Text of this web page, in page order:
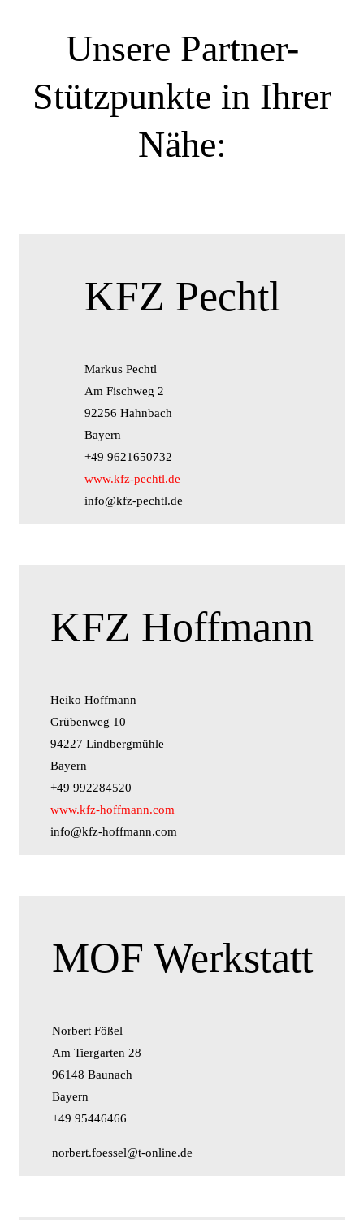
Unsere Partner-
Stützpunkte in Ihrer
Nähe:
KFZ Pechtl
Markus Pechtl
Am Fischweg 2
92256 Hahnbach
Bayern
+49 9621650732
www.kfz-pechtl.de
info@kfz-pechtl.de
KFZ Hoffmann
Heiko Hoffmann
Grübenweg 10
94227 Lindbergmühle
Bayern
+49 992284520
www.kfz-hoffmann.com
info@kfz-hoffmann.com
MOF Werkstatt
Norbert Fößel
Am Tiergarten 28
96148 Baunach
Bayern
+49 95446466
norbert.foessel@t-online.de